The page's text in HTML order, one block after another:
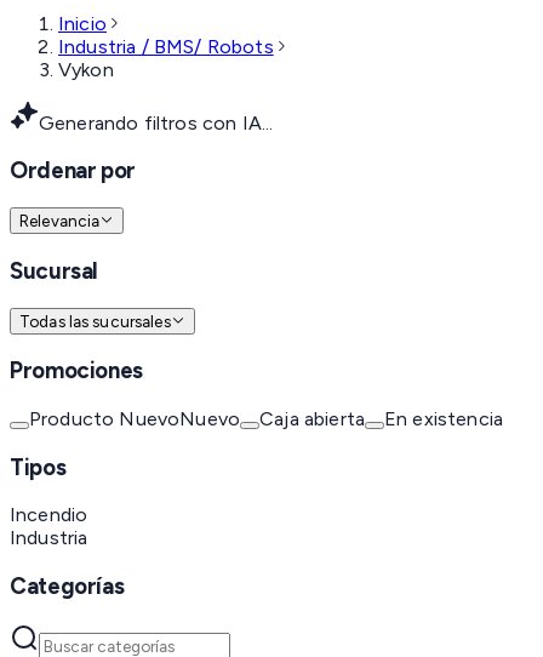
Inicio
Industria / BMS/ Robots
Vykon
Generando filtros con IA...
Ordenar por
Relevancia
Sucursal
Todas las sucursales
Promociones
Producto NuevoNuevo Caja abierta En existencia
Tipos
Incendio
Industria
Categorías